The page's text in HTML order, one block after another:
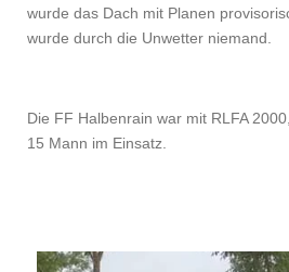
wurde das Dach mit Planen
wurde durch die Unwetter niemand.
Die FF Halbenrain war mit RLFA
15 Mann im Einsatz.